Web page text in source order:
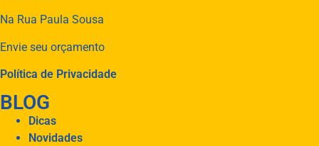
Na Rua Paula Sousa
Envie seu orçamento
Política de Privacidade
BLOG
Dicas
Novidades